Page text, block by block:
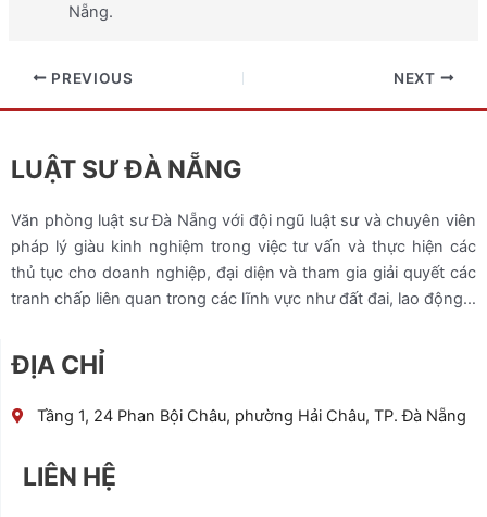
Nẵng.
PREVIOUS NEXT
LUẬT SƯ ĐÀ NẴNG
Văn phòng luật sư Đà Nẵng với đội ngũ luật sư và chuyên viên
pháp lý giàu kinh nghiệm trong việc tư vấn và thực hiện các
thủ tục cho doanh nghiệp, đại diện và tham gia giải quyết các
tranh chấp liên quan trong các lĩnh vực như đất đai, lao động…
ĐỊA CHỈ
Tầng 1, 24 Phan Bội Châu, phường Hải Châu, TP. Đà Nẵng
LIÊN HỆ